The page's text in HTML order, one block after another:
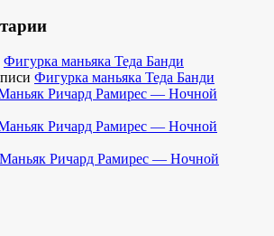
Фигурка маньяка Теда Банди
Фигурка маньяка Теда Банди
Ричард Рамирес — Ночной
Ричард Рамирес — Ночной
Маньяк Ричард Рамирес — Ночной